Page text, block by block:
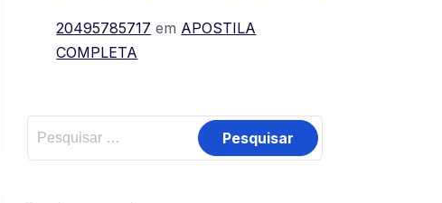
20495785717 em APOSTILA
COMPLETA